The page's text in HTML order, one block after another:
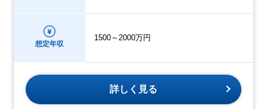
想定年収
1500～2000万円
詳しく見る